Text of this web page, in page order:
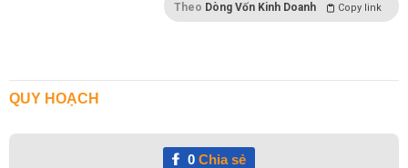
Theo Dòng Vốn Kinh Doanh Copy link
QUY HOẠCH
0Chia sẻ